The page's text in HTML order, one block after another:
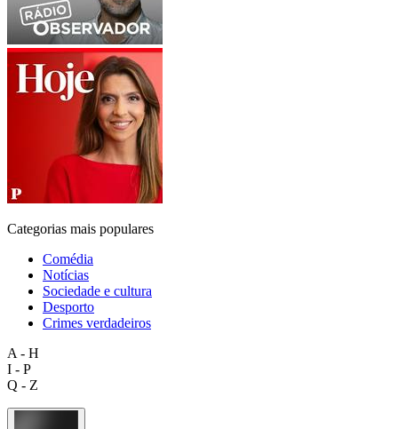
Categorias mais populares
Comédia
Notícias
Sociedade e cultura
Desporto
Crimes verdadeiros
A - H
I - P
Q - Z